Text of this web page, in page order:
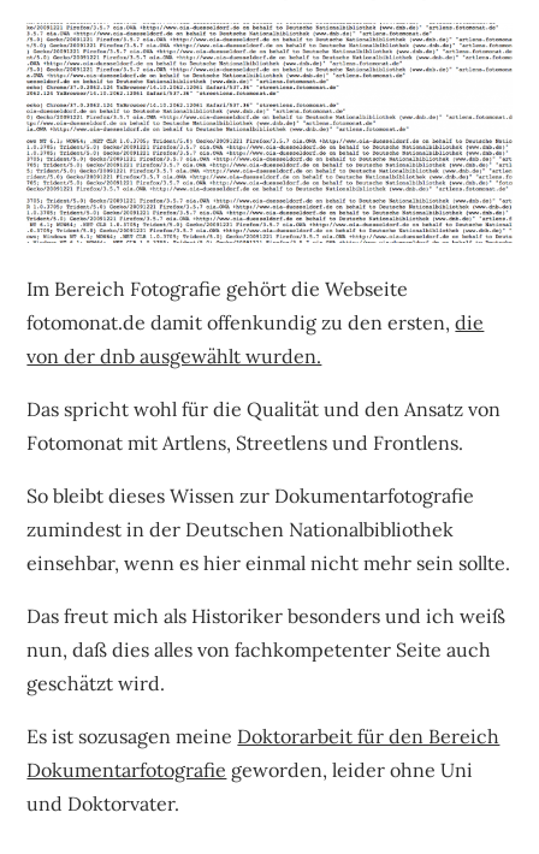
Im Bereich Fotografie gehört die Webseite
fotomonat.de damit offenkundig zu den ersten,die
von der dnb ausgewählt wurden.
Das spricht wohl für die Qualität und den Ansatz von
Fotomonat mit Artlens, Streetlens und Frontlens.
So bleibt dieses Wissen zur Dokumentarfotografie
zumindest in der Deutschen Nationalbibliothek
einsehbar, wenn es hier einmal nicht mehr sein sollte.
Das freut mich als Historiker besonders und ich weiß
nun, daß dies alles von fachkompetenter Seite auch
geschätzt wird.
Es ist sozusagen meine Doktorarbeit für den Bereich
Dokumentarfotografie geworden, leider ohne Uni
und Doktorvater.